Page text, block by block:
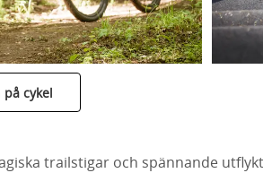
cykel
trailstigar och spännande